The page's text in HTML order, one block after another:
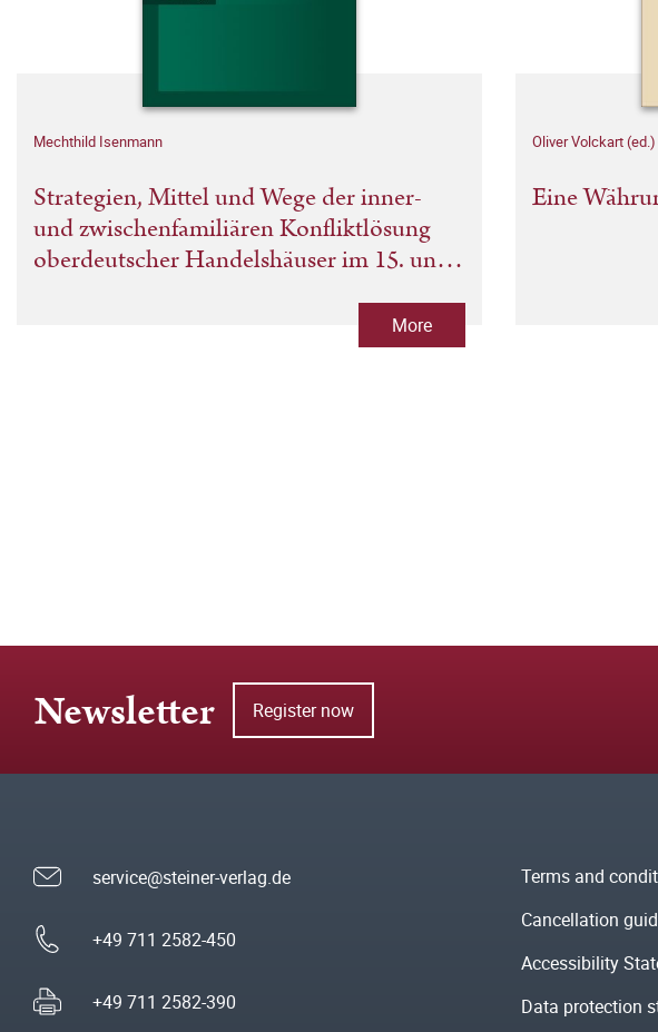
Mechthild Isenmann
Strategien, Mittel und Wege der inner-
und zwischenfamiliären Konfliktlösung
oberdeutscher Handelshäuser im 15. und
More
Oliver Volckart (ed.)
Eine
Newsletter Register now
service@steiner-verlag.de
+49 711 2582-450
+49 711 2582-390
Terms and
Cancellation
Accessibility
Data protection